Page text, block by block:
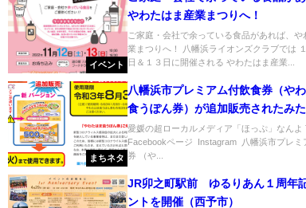
イベント
やわたはま産業まつりへ！
ご家庭・会社で余っている食品があれば、や
業まつりへ！ 八幡浜ライオンズクラブでは
日＆１３日に開催される やわたはま産業...
まちネタ
八幡浜市プレミアム付飲食券（や
食うぽん券）が追加販売されたみ
売
愛媛の超ローカルメディア「ほっぷ」なん
Facebookページ Instagram 八幡浜市プレミ
券 （や...
JR卯之町駅前 ゆるりあん１周年
ントを開催（西予市）